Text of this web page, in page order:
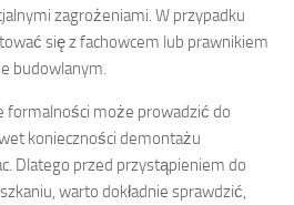
zagrożeniami. W przypadku
się z fachowcem lub prawnikiem
budowlanym.
formalności może prowadzić do
konieczności demontażu
Dlatego przed przystąpieniem do
warto dokładnie sprawdzić,